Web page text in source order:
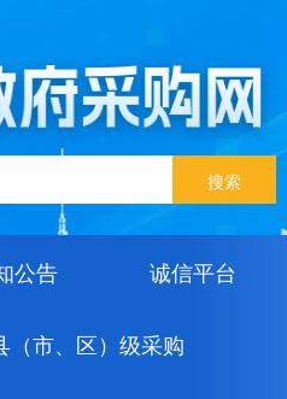
公告 诚信平台
（市、区）级采购